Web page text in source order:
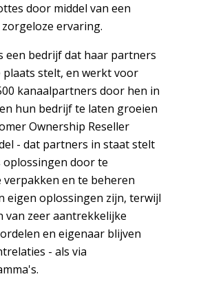
door middel van een
ervaring.
een bedrijf dat haar partners
plaats stelt, en werkt voor
kanaalpartners door hen in
hun bedrijf te laten groeien
Ownership Reseller
- dat partners in staat stelt
oplossingen door te
en te beheren
eigen oplossingen zijn, terwijl
van zeer aantrekkelijke
en eigenaar blijven
- als via